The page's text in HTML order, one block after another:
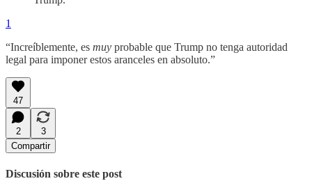
1
“Increíblemente, es muy probable que Trump no tenga autoridad
legal para imponer estos aranceles en absoluto.”
47
2
3
Compartir
Discusión sobre este post